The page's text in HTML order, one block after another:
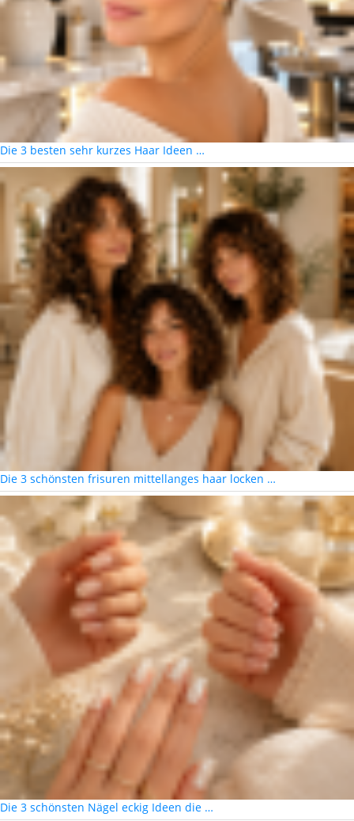
Die 3 besten sehr kurzes Haar Ideen …
Die 3 schönsten frisuren mittellanges haar locken …
Die 3 schönsten Nägel eckig Ideen die …